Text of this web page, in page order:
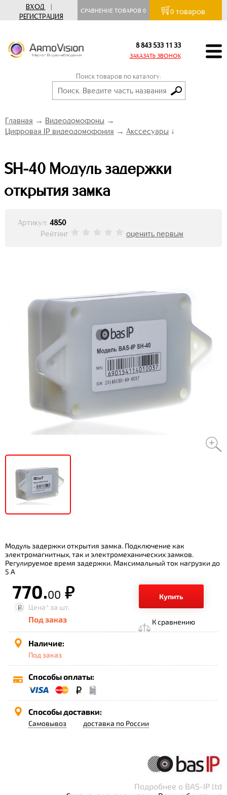
ВХОД
|
РЕГИСТРАЦИЯ
СРАВНЕНИЕ ТОВАРОВ0 0 товаров
8 843 533 11 33
ЗАКАЗАТЬ ЗВОНОК
Поиск товаров по каталогу:
Главная → Видеодомофоны →
Цифровая IP видеодомофония → Акссесуары ↓
SH-40 Модуль задержки
открытия замка
Артикул: 4850
Рейтинг
оценить первым
Модуль задержки открытия замка. Подключение как
электромагнитных, так и электромеханических замков.
Регулируемое время задержки. Максимальный ток нагрузки до
5 А
770.00 р.
Купить
Цена* за шт.
Под заказ К сравнению
Наличие:
Под заказ
Способы оплаты:
Способы доставки:
Самовывоз доставка по России
Подробнее о BAS-IP ltd